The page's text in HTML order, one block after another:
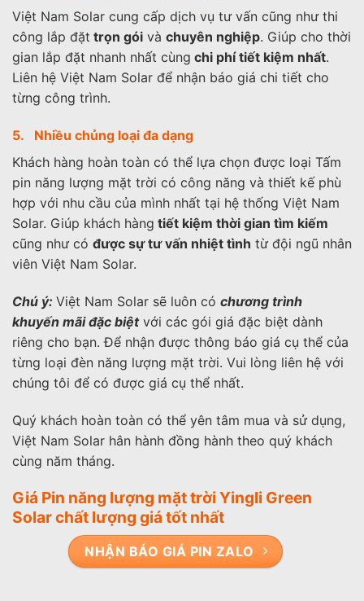
Việt Nam Solar cung cấp dịch vụ tư vấn cũng như thi
công lắp đặt trọn gói và chuyên nghiệp. Giúp cho thời
gian lắp đặt nhanh nhất cùng chi phí tiết kiệm nhất.
Liên hệ Việt Nam Solar để nhận báo giá chi tiết cho
từng công trình.
5. Nhiều chủng loại đa dạng
Khách hàng hoàn toàn có thể lựa chọn được loại Tấm
pin năng lượng mặt trời có công năng và thiết kế phù
hợp với nhu cầu của mình nhất tại hệ thống Việt Nam
Solar. Giúp khách hàng tiết kiệm thời gian tìm kiếm
cũng như có được sự tư vấn nhiệt tình từ đội ngũ nhân
viên Việt Nam Solar.
Chú ý: Việt Nam Solar sẽ luôn có chương trình
khuyến mãi đặc biệtvới các gói giá đặc biệt dành
riêng cho bạn. Để nhận được thông báo giá cụ thể của
từng loại đèn năng lượng mặt trời. Vui lòng liên hệ với
chúng tôi để có được giá cụ thể nhất.
Quý khách hoàn toàn có thể yên tâm mua và sử dụng,
Việt Nam Solar hân hành đồng hành theo quý khách
cùng năm tháng.
Giá Pin năng lượng mặt trời Yingli Green
Solar chất lượng giá tốt nhất
NHẬN BÁO GIÁ PIN ZALO